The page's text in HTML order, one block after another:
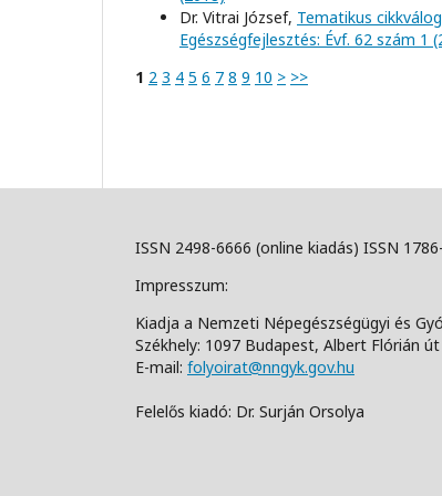
Dr. Vitrai József, Tematikus
Egészségfejlesztés: Évf. 62 szám 1
1 2 3 4 5 6 7 8 9 10 > >>
ISSN 2498-6666 (online kiadás) ISSN
Impresszum:
Kiadja a Nemzeti Népegészségügyi és
Székhely: 1097 Budapest, Albert Flórián út
E-mail: folyoirat@nngyk.gov.hu
Felelős kiadó: Dr. Surján Orsolya